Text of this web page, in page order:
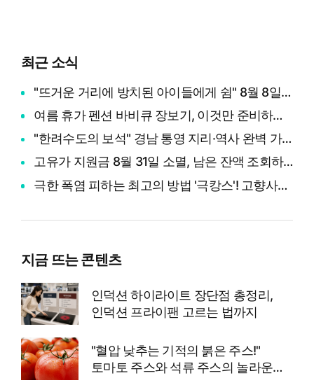
최근 소식
"뜨거운 거리에 방치된 아이들에게 쉼" 8월 8일 세계 고양이의 날, 나폴리 맛피아 권성준 셰프의 선한 영향력과 간곡한 호소
여름 휴가 펜션 바비큐 장보기, 이것만 준비하면 성공! (+장보기 체크리스트)
"한려수도의 보석" 경남 통영 지리·역사 완벽 가이드부터 제65회 통영한산대첩축제까지 총정리
고유가 지원금 8월 31일 소멸, 남은 잔액 조회하고 다 쓰는 법
극한 폭염 피하는 최고의 방법 '극캉스'! 고향사랑기부제로 영화관람권 받고 세액공제까지 챙기기
지금 뜨는 콘텐츠
인덕션 하이라이트 장단점 총정리,
인덕션 프라이팬 고르는 법까지
"혈압 낮추는 기적의 붉은 주스!"
토마토 주스와 석류 주스의 놀라운